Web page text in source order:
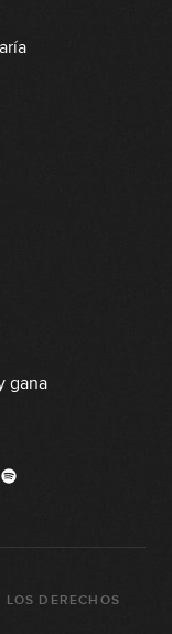
gana
LOS DERECHOS